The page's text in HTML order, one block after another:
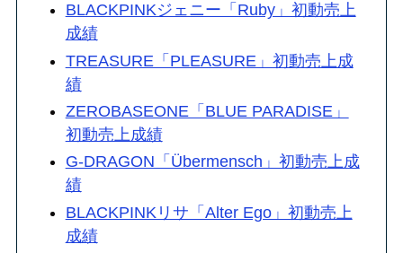
BLACKPINKジェニー「Ruby」初動売上
成績
TREASURE「PLEASURE」初動売上成
績
ZEROBASEONE「BLUE PARADISE」
初動売上成績
G-DRAGON「Übermensch」初動売上成
績
BLACKPINKリサ「Alter Ego」初動売上
成績